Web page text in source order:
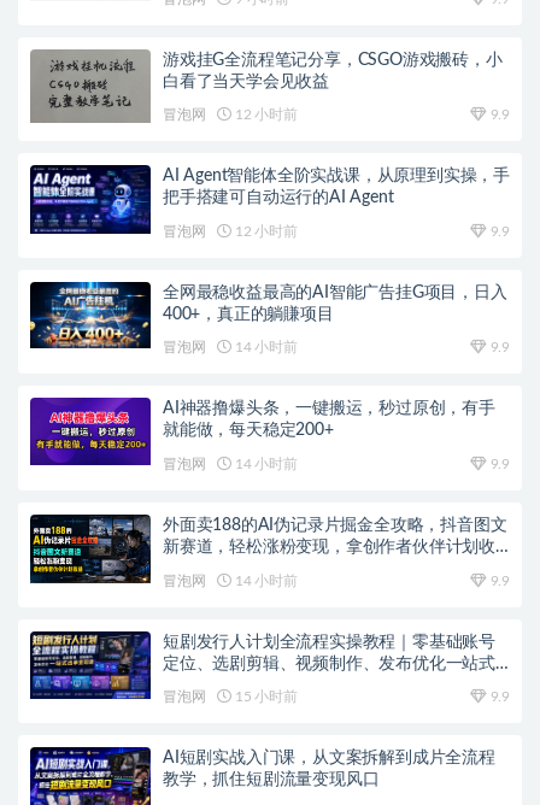
游戏挂G全流程笔记分享，CSGO游戏搬砖，小
白看了当天学会见收益
冒泡网 12 小时前 9.9
AI Agent智能体全阶实战课，从原理到实操，手
把手搭建可自动运行的AI Agent
冒泡网 12 小时前 9.9
全网最稳收益最高的AI智能广告挂G项目，日入
400+，真正的躺賺项目
冒泡网 14 小时前 9.9
AI神器撸爆头条，一键搬运，秒过原创，有手
就能做，每天稳定200+
冒泡网 14 小时前 9.9
外面卖188的AI伪记录片掘金全攻略，抖音图文
新赛道，轻松涨粉变现，拿创作者伙伴计划收
冒泡网 14 小时前 9.9
短剧发行人计划全流程实操教程｜零基础账号
定位、选剧剪辑、视频制作、发布优化一站式
冒泡网 15 小时前 9.9
AI短剧实战入门课，从文案拆解到成片全流程
教学，抓住短剧流量变现风口